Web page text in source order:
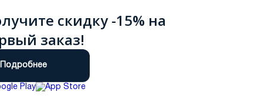
скидку -15% на
заказ!
Подробнее